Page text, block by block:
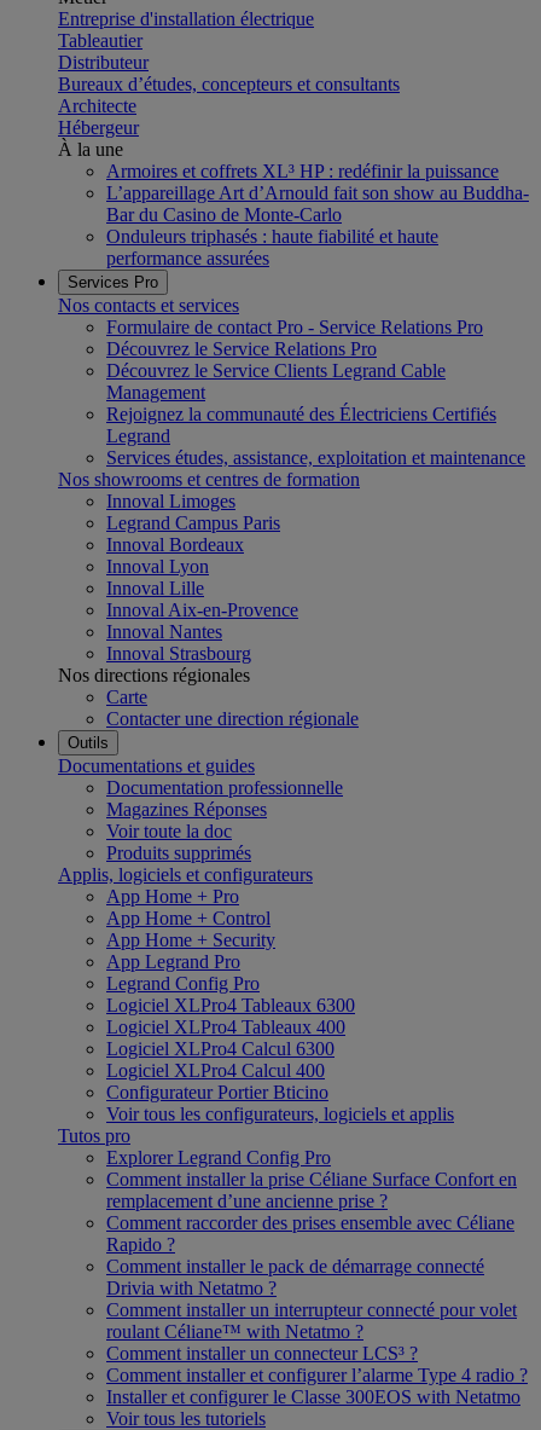
Entreprise d'installation électrique
Tableautier
Distributeur
Bureaux d’études, concepteurs et consultants
Architecte
Hébergeur
À la une
Armoires et coffrets XL³ HP : redéfinir la puissance
L’appareillage Art d’Arnould fait son show au Buddha-
Bar du Casino de Monte-Carlo
Onduleurs triphasés : haute fiabilité et haute
performance assurées
Services Pro
Nos contacts et services
Formulaire de contact Pro - Service Relations Pro
Découvrez le Service Relations Pro
Découvrez le Service Clients Legrand Cable
Management
Rejoignez la communauté des Électriciens Certifiés
Legrand
Services études, assistance, exploitation et maintenance
Nos showrooms et centres de formation
Innoval Limoges
Legrand Campus Paris
Innoval Bordeaux
Innoval Lyon
Innoval Lille
Innoval Aix-en-Provence
Innoval Nantes
Innoval Strasbourg
Nos directions régionales
Carte
Contacter une direction régionale
Outils
Documentations et guides
Documentation professionnelle
Magazines Réponses
Voir toute la doc
Produits supprimés
Applis, logiciels et configurateurs
App Home + Pro
App Home + Control
App Home + Security
App Legrand Pro
Legrand Config Pro
Logiciel XLPro4 Tableaux 6300
Logiciel XLPro4 Tableaux 400
Logiciel XLPro4 Calcul 6300
Logiciel XLPro4 Calcul 400
Configurateur Portier Bticino
Voir tous les configurateurs, logiciels et applis
Tutos pro
Explorer Legrand Config Pro
Comment installer la prise Céliane Surface Confort en
remplacement d’une ancienne prise ?
Comment raccorder des prises ensemble avec Céliane
Rapido ?
Comment installer le pack de démarrage connecté
Drivia with Netatmo ?
Comment installer un interrupteur connecté pour volet
roulant Céliane™ with Netatmo ?
Comment installer un connecteur LCS³ ?
Comment installer et configurer l’alarme Type 4 radio ?
Installer et configurer le Classe 300EOS with Netatmo
Voir tous les tutoriels